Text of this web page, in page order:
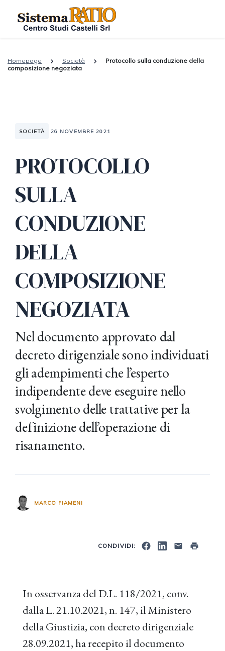
Homepage Società
Protocollo sulla conduzione della
composizione negoziata
SOCIETÀ 26 NOVEMBRE 2021
PROTOCOLLO
SULLA
CONDUZIONE
DELLA
COMPOSIZIONE
NEGOZIATA
Nel documento approvato dal
decreto dirigenziale sono individuati
gli adempimenti che l’esperto
indipendente deve eseguire nello
svolgimento delle trattative per la
definizione dell’operazione di
risanamento.
MARCO FIAMENI
CONDIVIDI:
In osservanza del D.L. 118/2021, conv.
dalla L. 21.10.2021, n. 147, il Ministero
della Giustizia, con decreto dirigenziale
28.09.2021, ha recepito il documento